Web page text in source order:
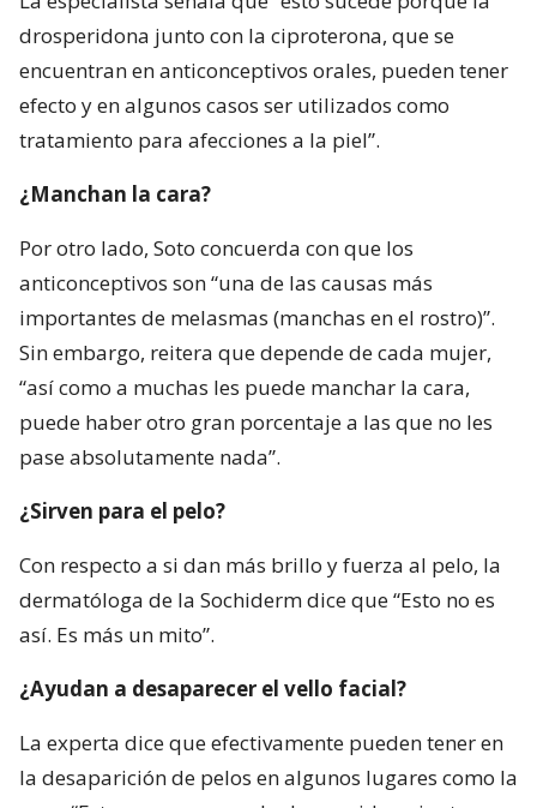
drosperidona junto con la ciproterona, que se
encuentran en anticonceptivos orales, pueden tener
efecto y en algunos casos ser utilizados como
tratamiento para afecciones a la piel”.
¿Manchan la cara?
Por otro lado, Soto concuerda con que los
anticonceptivos son “una de las causas más
importantes de melasmas (manchas en el rostro)”.
Sin embargo, reitera que depende de cada mujer,
“así como a muchas les puede manchar la cara,
puede haber otro gran porcentaje a las que no les
pase absolutamente nada”.
¿Sirven para el pelo?
Con respecto a si dan más brillo y fuerza al pelo, la
dermatóloga de la Sochiderm dice que “Esto no es
así. Es más un mito”.
¿Ayudan a desaparecer el vello facial?
La experta dice que efectivamente pueden tener en
la desaparición de pelos en algunos lugares como la